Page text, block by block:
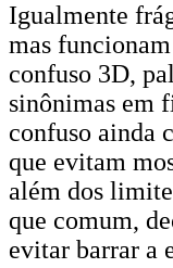
Igualmente
mas
confuso 3D,
sinônimas em
confuso ainda
que evitam
além dos
que comum,
evitar barrar a